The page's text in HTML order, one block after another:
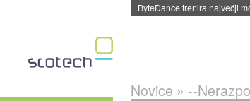
ByteDance trenira največji
Novice » --